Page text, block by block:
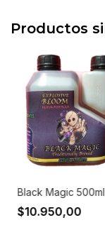
Productos
Black Magic 500ml
$10.950,00